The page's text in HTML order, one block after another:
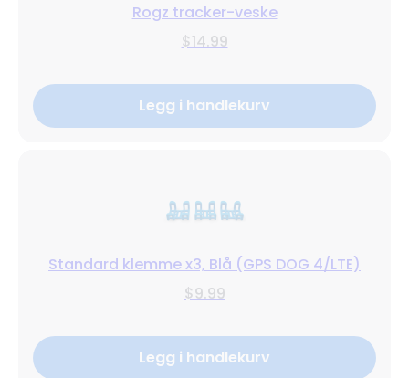
Rogz tracker-veske
$14.99
Legg i handlekurv
Standard klemme x3, Blå (GPS DOG 4/LTE)
$9.99
Legg i handlekurv